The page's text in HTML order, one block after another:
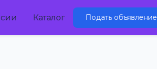
Каталог Подать объявление